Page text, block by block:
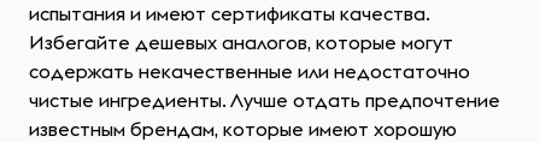
испытания и имеют сертификаты качества.
Избегайте дешевых аналогов, которые могут
содержать некачественные или недостаточно
чистые ингредиенты. Лучше отдать предпочтение
известным брендам, которые имеют хорошую